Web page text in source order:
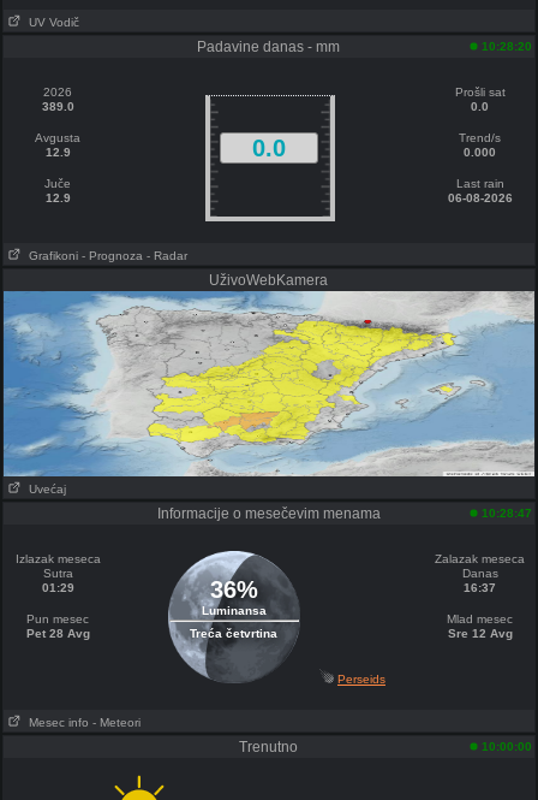
UV Vodič
Padavine danas - mm 10:28:20
2026
389.0
Avgusta
12.9
Juče
12.9
0.0
Prošli sat
0.0
Trend/s
0.000
Last rain
06-08-2026
Grafikoni - Prognoza - Radar
UživoWebKamera
Uvećaj
Informacije o mesečevim menama 10:28:47
Izlazak meseca
Sutra
01:29
Pun mesec
Pet 28 Avg
36%
Luminansa
Treća četvrtina
Zalazak meseca
Danas
16:37
Mlad mesec
Sre 12 Avg
Perseids
Mesec info - Meteori
Trenutno 10:00:00